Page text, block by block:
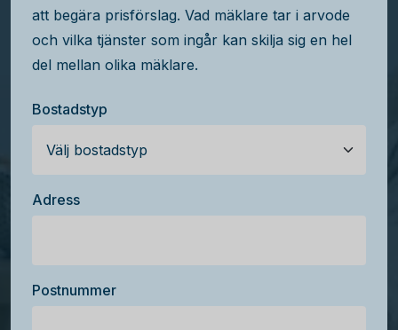
att begära prisförslag. Vad mäklare tar i arvode
och vilka tjänster som ingår kan skilja sig en hel
del mellan olika mäklare.
Bostadstyp
Adress
Postnummer